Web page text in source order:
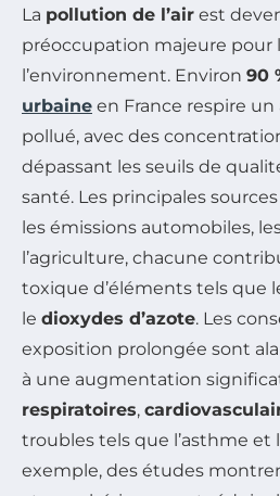
La pollution de l’air est
préoccupation majeure pour
l’environnement. Environ 90
urbaine en France respire
pollué, avec des
dépassant les seuils de
santé. Les principales
les émissions automobiles,
l’agriculture, chacune
toxique d’éléments tels que
le dioxydes d’azote. Les
exposition prolongée sont
à une augmentation
respiratoires,
troubles tels que l’asthme et
exemple, des études